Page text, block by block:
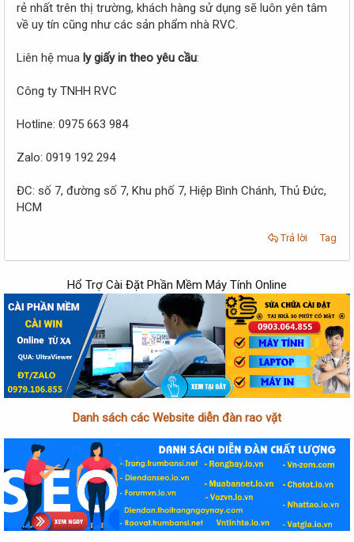
rẻ nhất trên thị trường, khách hàng sử dụng sẽ luôn yên tâm
về uy tín cũng như các sản phẩm nhà RVC.
Liên hệ mua ly giấy in theo yêu cầu:
Công ty TNHH RVC
Hotline: 0975 663 984
Zalo: 0919 192 294
ĐC: số 7, đường số 7, Khu phố 7, Hiệp Bình Chánh, Thủ Đức,
HCM
Trả lời Tag
Hổ Trợ Cài Đặt Phần Mềm Máy Tính Online
Danh sách các Website diễn đàn rao vặt